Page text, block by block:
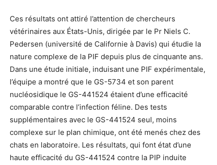
Ces résultats ont attiré l’attention de chercheurs
vétérinaires aux États-Unis, dirigée par le Pr Niels C.
Pedersen (université de Californie à Davis) qui étudie la
nature complexe de la PIF depuis plus de cinquante ans.
Dans une étude initiale, induisant une PIF expérimentale,
l’équipe a montré que le GS-5734 et son parent
nucléosidique le GS-441524 étaient d’une efficacité
comparable contre l’infection féline. Des tests
supplémentaires avec le GS-441524 seul, moins
complexe sur le plan chimique, ont été menés chez des
chats en laboratoire. Les résultats, qui font état d’une
haute efficacité du GS-441524 contre la PIP induite